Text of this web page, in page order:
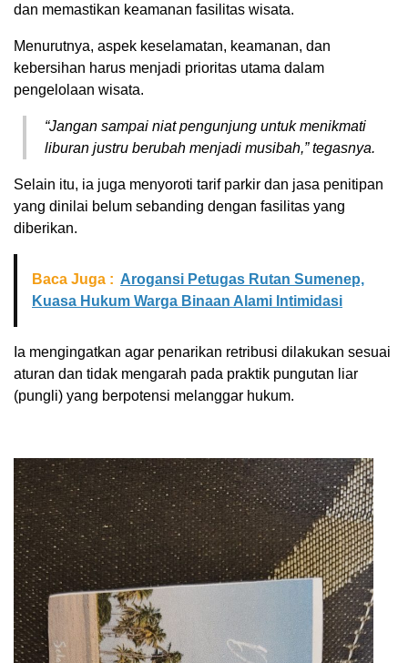
dan memastikan keamanan fasilitas wisata.
Menurutnya, aspek keselamatan, keamanan, dan
kebersihan harus menjadi prioritas utama dalam
pengelolaan wisata.
“Jangan sampai niat pengunjung untuk menikmati
liburan justru berubah menjadi musibah,” tegasnya.
Selain itu, ia juga menyoroti tarif parkir dan jasa penitipan
yang dinilai belum sebanding dengan fasilitas yang
diberikan.
Baca Juga : Arogansi Petugas Rutan Sumenep,
Kuasa Hukum Warga Binaan Alami Intimidasi
Ia mengingatkan agar penarikan retribusi dilakukan sesuai
aturan dan tidak mengarah pada praktik pungutan liar
(pungli) yang berpotensi melanggar hukum.